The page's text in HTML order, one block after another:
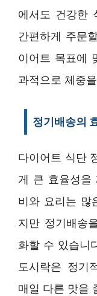
에서도 건강한
간편하게 주문
이어트 목표에
과적으로 체중
정기배송의
다이어트 식단
게 큰 효율성을
비와 요리는 많
지만 정기배송
화할 수 있습니
도시락은 정기
매일 다른 맛을